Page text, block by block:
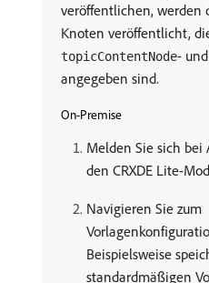
veröffentlichen, werden
Knoten veröffentlicht,
topicContentNode- und
angegeben sind.
On-Premise
Melden Sie sich bei
den CRXDE Lite-
Navigieren Sie zum
Beispielsweise
standardmäßigen